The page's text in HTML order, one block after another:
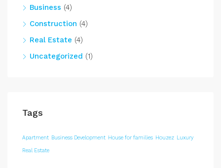
Business (4)
Construction (4)
Real Estate (4)
Uncategorized (1)
Tags
Apartment Business Development House for families Houzez Luxury
Real Estate